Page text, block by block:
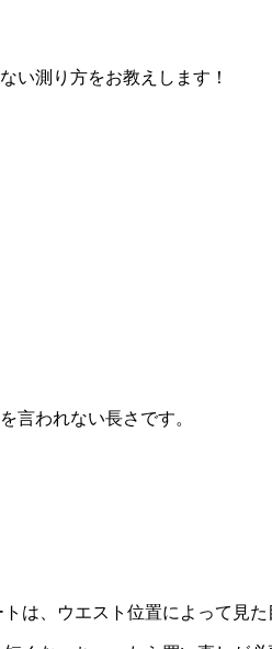
い測り方をお教えします！
言われない長さです。
は、ウエスト位置によって見た